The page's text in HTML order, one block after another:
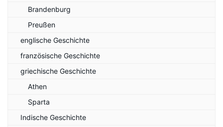
Brandenburg
Preußen
englische Geschichte
französische Geschichte
griechische Geschichte
Athen
Sparta
Indische Geschichte